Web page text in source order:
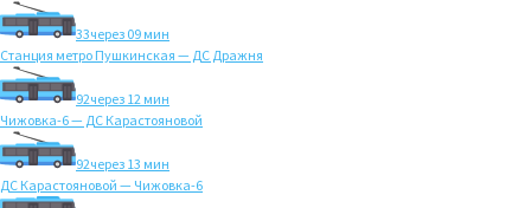
33через 09 мин
Станция метро Пушкинская — ДС Дражня
92через 12 мин
Чижовка-6 — ДС Карастояновой
92через 13 мин
ДС Карастояновой — Чижовка-6